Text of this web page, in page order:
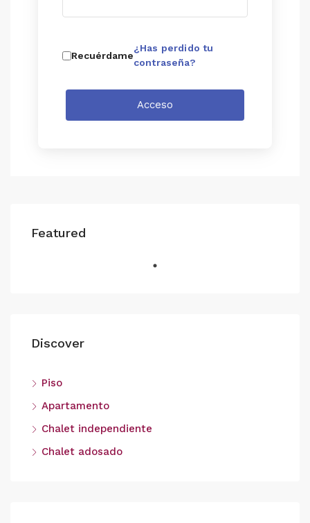
Recuérdame
¿Has perdido tu
contraseña?
Acceso
Featured
Discover
Piso
Apartamento
Chalet independiente
Chalet adosado